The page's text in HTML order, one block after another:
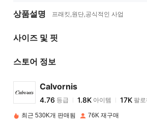
상품설명 프래킷,원단,공식적인 사업
사이즈 및 핏
스토어 정보
Calvornis
4.76
4.76
k***k 이(가)하루 전에지불됨
최근 530K개 판매됨 76K 재구매